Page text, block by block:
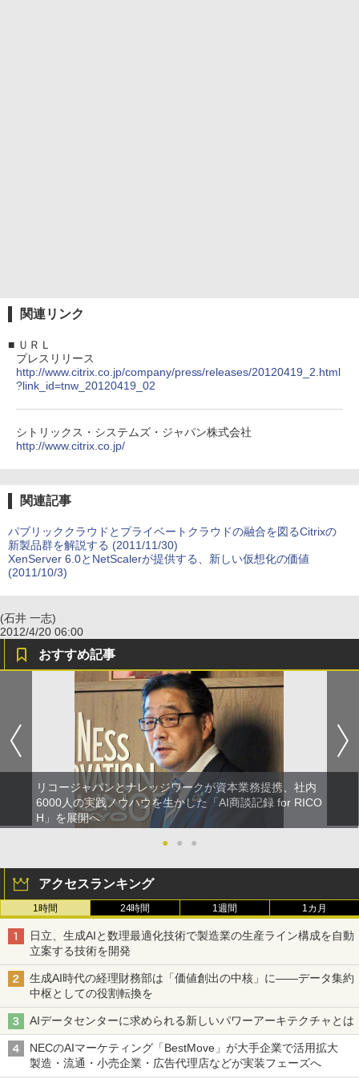
関連リンク
■ ＵＲＬ
プレスリリース
http://www.citrix.co.jp/company/press/releases/20120419_2.html
?link_id=tnw_20120419_02
シトリックス・システムズ・ジャパン株式会社
http://www.citrix.co.jp/
関連記事
パブリッククラウドとプライベートクラウドの融合を図るCitrixの
新製品群を解説する (2011/11/30)
XenServer 6.0とNetScalerが提供する、新しい仮想化の価値
(2011/10/3)
(石井 一志)
2012/4/20 06:00
おすすめ記事
リコージャパンとナレッジワークが資本業務提携、社内
6000人の実践ノウハウを生かした「AI商談記録 for RICO
H」を展開へ
●
● ●
アクセスランキング
1時間 24時間 1週間 1カ月
日立、生成AIと数理最適化技術で製造業の生産ライン構成を自動
立案する技術を開発
生成AI時代の経理財務部は「価値創出の中核」に――データ集約
中枢としての役割転換を
AIデータセンターに求められる新しいパワーアーキテクチャとは
NECのAIマーケティング「BestMove」が大手企業で活用拡大
製造・流通・小売企業・広告代理店などが実装フェーズへ